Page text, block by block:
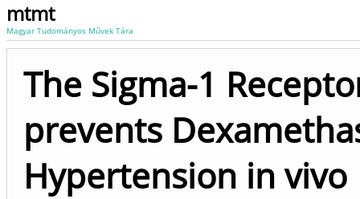
mtmt
Magyar Tudományos Művek Tára
The Sigma-1
prevents
Hypertension in vivo